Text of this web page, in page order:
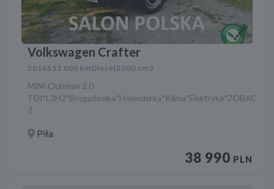
Volkswagen Crafter
2016511 000 km Diesel2000 cm3
MINI Clubman 2.0
TDI*L2H2*Brygadówka*Holenderka*Klima*Elektryka*ZOBAC
Z
Piła
38 990 PLN